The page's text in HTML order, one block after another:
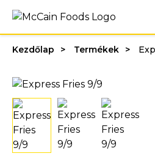
Kezdőlap Termékek